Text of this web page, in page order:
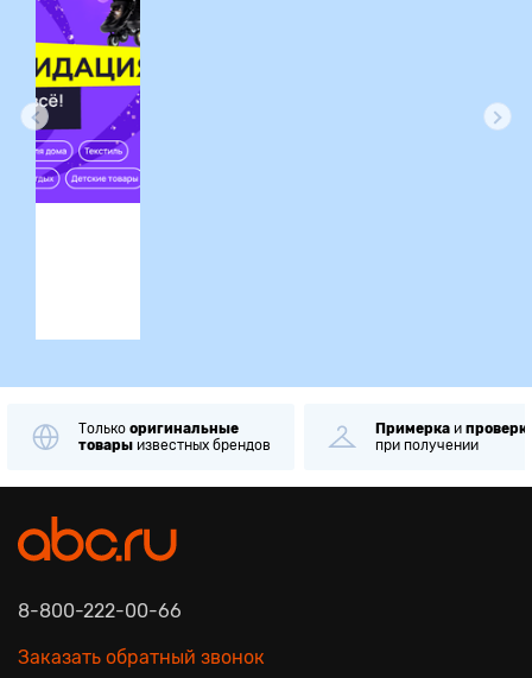
Только оригинальные
товары известных брендов
Примерка и
при получении
8-800-222-00-66
Заказать обратный звонок